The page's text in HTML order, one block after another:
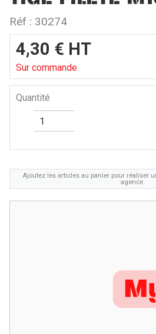
Réf : 30274
Ajoutez les articles au panier pour réaliser
agence
4,30 € HT
Sur commande
Quantité